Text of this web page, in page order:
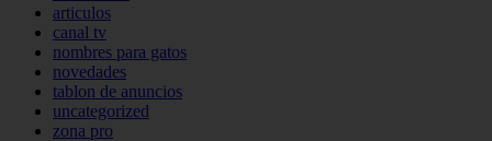
articulos
canal tv
nombres para gatos
novedades
tablon de anuncios
uncategorized
zona pro